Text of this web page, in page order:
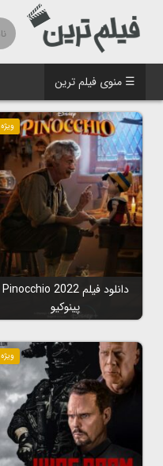
☰ منوی فیلم ترین
ویژه
دانلود فیلم Pinocchio 2022
پینوکیو
ویژه